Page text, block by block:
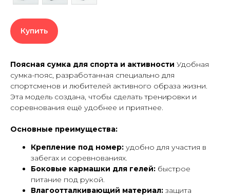
Купить
Поясная сумка для спорта и активности Удобная
сумка-пояс, разработанная специально для
спортсменов и любителей активного образа жизни.
Эта модель создана, чтобы сделать тренировки и
соревнования ещё удобнее и приятнее.
Основные преимущества:
Крепление под номер: удобно для участия в
забегах и соревнованиях.
Боковые кармашки для гелей: быстрое
питание под рукой.
Влагоотталкивающий материал: защита